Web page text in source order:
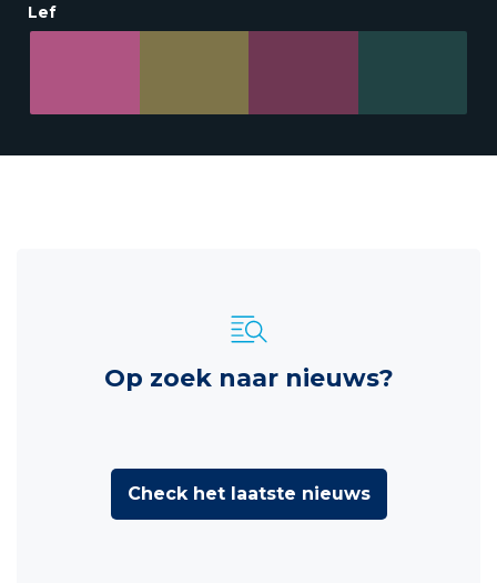
Lef
Op zoek naar nieuws?
Check het laatste nieuws